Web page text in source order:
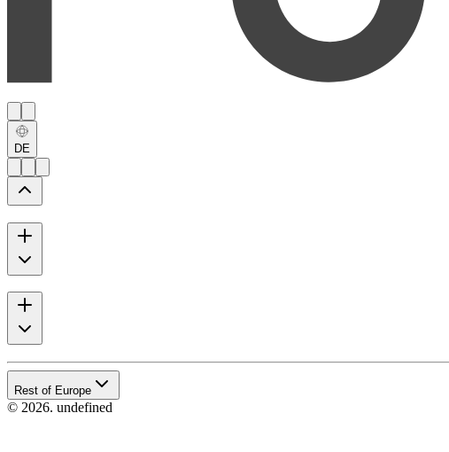
DE
Rest of Europe
© 2026. undefined